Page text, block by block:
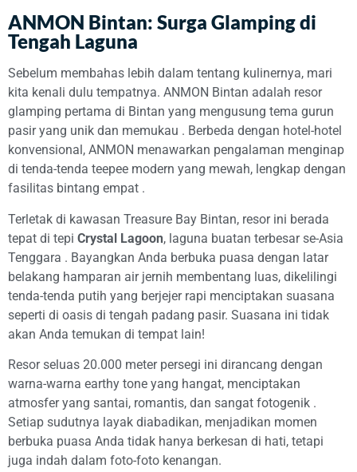
ANMON Bintan: Surga Glamping di
Tengah Laguna
Sebelum membahas lebih dalam tentang kulinernya, mari
kita kenali dulu tempatnya. ANMON Bintan adalah resor
glamping pertama di Bintan yang mengusung tema gurun
pasir yang unik dan memukau . Berbeda dengan hotel-hotel
konvensional, ANMON menawarkan pengalaman menginap
di tenda-tenda teepee modern yang mewah, lengkap dengan
fasilitas bintang empat .
Terletak di kawasan Treasure Bay Bintan, resor ini berada
tepat di tepi Crystal Lagoon, laguna buatan terbesar se-Asia
Tenggara . Bayangkan Anda berbuka puasa dengan latar
belakang hamparan air jernih membentang luas, dikelilingi
tenda-tenda putih yang berjejer rapi menciptakan suasana
seperti di oasis di tengah padang pasir. Suasana ini tidak
akan Anda temukan di tempat lain!
Resor seluas 20.000 meter persegi ini dirancang dengan
warna-warna earthy tone yang hangat, menciptakan
atmosfer yang santai, romantis, dan sangat fotogenik .
Setiap sudutnya layak diabadikan, menjadikan momen
berbuka puasa Anda tidak hanya berkesan di hati, tetapi
juga indah dalam foto-foto kenangan.